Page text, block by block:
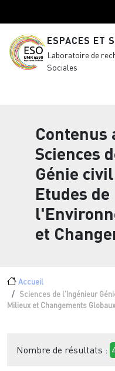
ESPACES ET
Laboratoire de
Sociales
Contenus
Sciences
Génie
Etudes de
et
Fil d'Ariane
Accueil
Sciences de l'Ingénieur
Milieux et Changements Globaux
Nombre de résultats :